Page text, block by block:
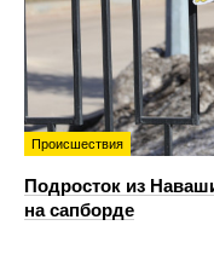
Происшествия
Подросток из
на сапборде